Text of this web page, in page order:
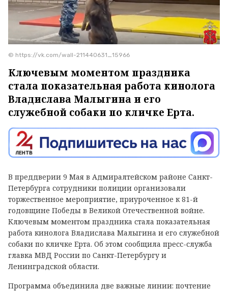
© https://vk.com/wall-211440631_15966
Ключевым моментом праздника
стала показательная работа кинолога
Владислава Малыгина и его
служебной собаки по кличке Ерта.
В преддверии 9 Мая в Адмиралтейском районе Санкт-
Петербурга сотрудники полиции организовали
торжественное мероприятие, приуроченное к 81-й
годовщине Победы в Великой Отечественной войне.
Ключевым моментом праздника стала показательная
работа кинолога Владислава Малыгина и его служебной
собаки по кличке Ерта. Об этом сообщила пресс-служба
главка МВД России по Санкт-Петербургу и
Ленинградской области.
Программа объединила две важные линии: почтение